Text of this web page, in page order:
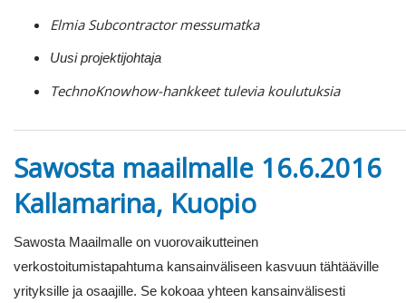
Elmia Subcontractor messumatka
Uusi projektijohtaja
TechnoKnowhow-hankkeet tulevia koulutuksia
Sawosta maailmalle 16.6.2016
Kallamarina, Kuopio
Sawosta Maailmalle on vuorovaikutteinen
verkostoitumistapahtuma kansainväliseen kasvuun tähtääville
yrityksille ja osaajille. Se kokoaa yhteen kansainvälisesti